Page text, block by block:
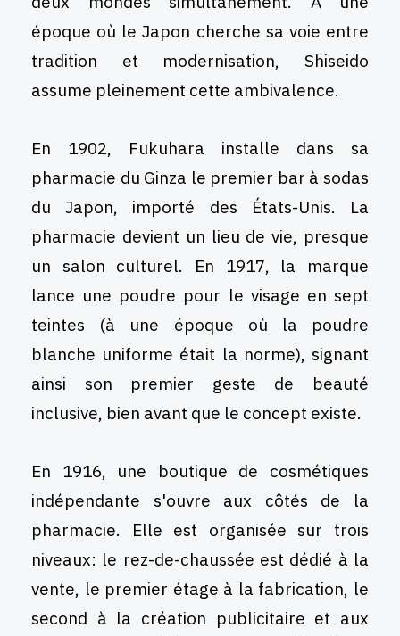
époque où le Japon cherche sa voie entre
tradition et modernisation, Shiseido
assume pleinement cette ambivalence.
En 1902, Fukuhara installe dans sa
pharmacie du Ginza le premier bar à sodas
du Japon, importé des États-Unis. La
pharmacie devient un lieu de vie, presque
un salon culturel. En 1917, la marque
lance une poudre pour le visage en sept
teintes (à une époque où la poudre
blanche uniforme était la norme), signant
ainsi son premier geste de beauté
inclusive, bien avant que le concept existe.
En 1916, une boutique de cosmétiques
indépendante s'ouvre aux côtés de la
pharmacie. Elle est organisée sur trois
niveaux: le rez-de-chaussée est dédié à la
vente, le premier étage à la fabrication, le
second à la création publicitaire et aux